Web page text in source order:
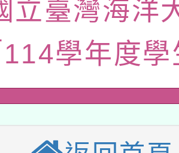
象擴大為「滿6
民眾」措施，延
止
材2份，請協助
強宣導
敘部建置「公務
後實發金額試算
年度教育部國民
性別平等教育建置
實施計畫」一案
辦理之「115年
制實體解謎活動
育部國民及學前
家教育研究院中
立臺灣海洋
學年度學